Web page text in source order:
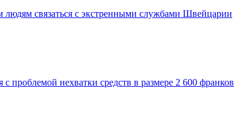
связаться с экстренными службами Швейцарии
проблемой нехватки средств в размере 2 600 франков